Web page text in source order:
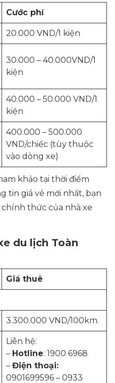
Cước phí
20.000 VND/1 kiện
30.000 – 40.000VND/1
kiện
40.000 – 50.000 VND/1
kiện
400.000 – 500.000
VND/chiếc (tùy thuộc
vào dòng xe)
khảo tại thời điểm
tin giá vé mới nhất, bạn
thức của nhà xe
du lịch Toàn
Giá thuê
3.300.000 VND/100km.
Liên hệ:
– Hotline: 1900 6968
– Điện thoại:
0901699596 – 0933